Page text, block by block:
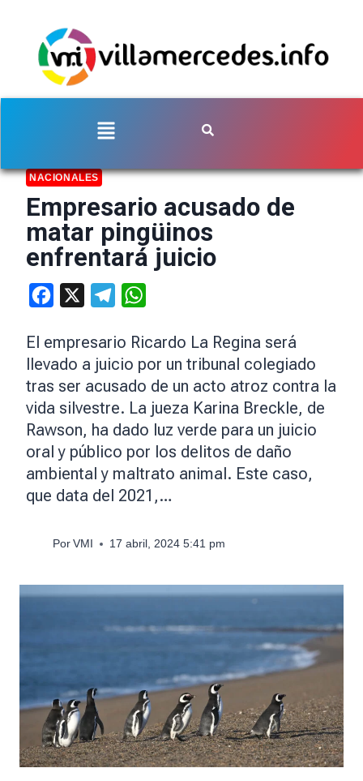
NACIONALES
Empresario acusado de
matar pingüinos
enfrentará juicio
Facebook Telegram
El empresario Ricardo La Regina será
llevado a juicio por un tribunal colegiado
tras ser acusado de un acto atroz contra la
vida silvestre. La jueza Karina Breckle, de
Rawson, ha dado luz verde para un juicio
oral y público por los delitos de daño
ambiental y maltrato animal. Este caso,
que data del 2021,…
Por VMI 17 abril, 2024 5:41 pm